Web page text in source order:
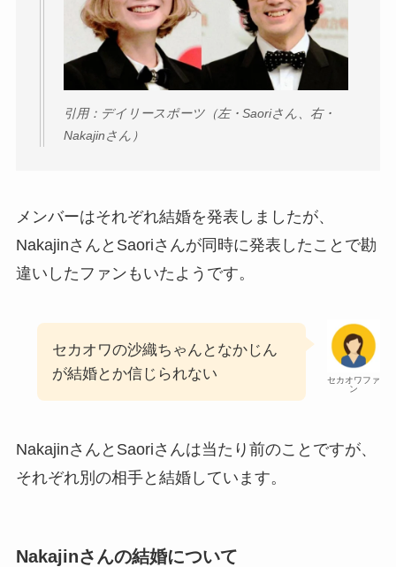
引用：デイリースポーツ（左・Saoriさん、右・
Nakajinさん）
メンバーはそれぞれ結婚を発表しましたが、
NakajinさんとSaoriさんが同時に発表したことで勘
違いしたファンもいたようです。
セカオワファ
ン
セカオワの沙織ちゃんとなかじん
が結婚とか信じられない
NakajinさんとSaoriさんは当たり前のことですが、
それぞれ別の相手と結婚しています。
Nakajinさんの結婚について